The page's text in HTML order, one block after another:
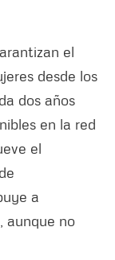
el
desde los
dos años
en la red
el
a
aunque no